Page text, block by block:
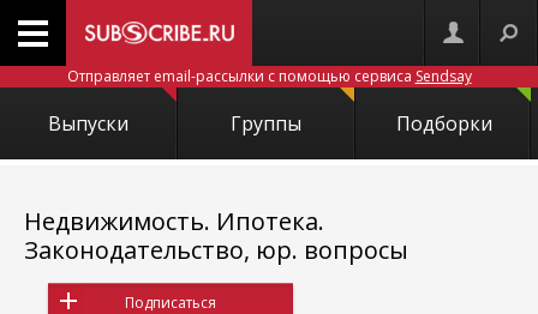
Отправляет email-рассылки с помощью сервиса Sendsay
Выпуски Группы Подборки
Недвижимость. Ипотека.
Законодательство, юр. вопросы
Подписаться